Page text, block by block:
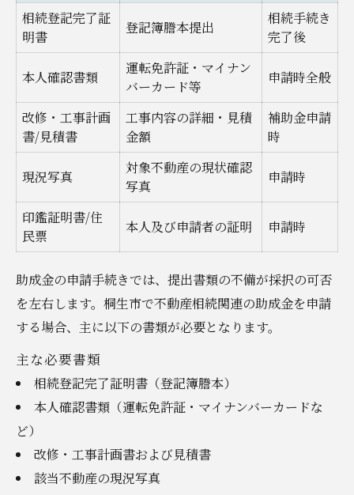
相続登記完了証
明書
登記簿謄本提出
相続手続き
完了後
本人確認書類
運転免許証・マイナン
バーカード等
申請時全般
改修・工事計画
書/見積書
工事内容の詳細・見積
金額
補助金申請
時
現況写真
対象不動産の現状確認
写真
申請時
印鑑証明書/住
民票
本人及び申請者の証明 申請時
助成金の申請手続きでは、提出書類の不備が採択の可否
を左右します。桐生市で不動産相続関連の助成金を申請
する場合、主に以下の書類が必要となります。
主な必要書類
相続登記完了証明書（登記簿謄本）
本人確認書類（運転免許証・マイナンバーカードな
ど）
改修・工事計画書および見積書
該当不動産の現況写真